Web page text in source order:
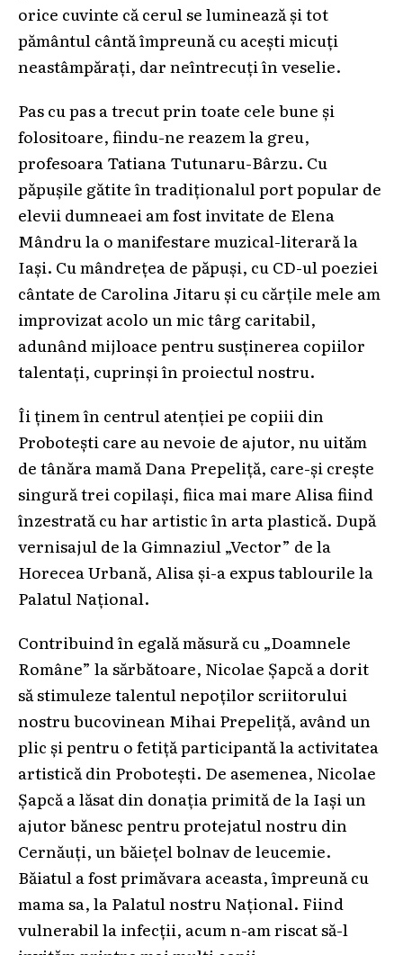
orice cuvinte că cerul se luminează și tot
pământul cântă împreună cu acești micuți
neastâmpărați, dar neîntrecuți în veselie.
Pas cu pas a trecut prin toate cele bune și
folositoare, fiindu-ne reazem la greu,
profesoara Tatiana Tutunaru-Bârzu. Cu
păpușile gătite în tradiționalul port popular de
elevii dumneaei am fost invitate de Elena
Mândru la o manifestare muzical-literară la
Iași. Cu mândrețea de păpuși, cu CD-ul poeziei
cântate de Carolina Jitaru și cu cărțile mele am
improvizat acolo un mic târg caritabil,
adunând mijloace pentru susținerea copiilor
talentați, cuprinși în proiectul nostru.
Îi ținem în centrul atenției pe copiii din
Probotești care au nevoie de ajutor, nu uităm
de tânăra mamă Dana Prepeliță, care-și crește
singură trei copilași, fiica mai mare Alisa fiind
înzestrată cu har artistic în arta plastică. După
vernisajul de la Gimnaziul „Vector” de la
Horecea Urbană, Alisa și-a expus tablourile la
Palatul Național.
Contribuind în egală măsură cu „Doamnele
Române” la sărbătoare, Nicolae Șapcă a dorit
să stimuleze talentul nepoților scriitorului
nostru bucovinean Mihai Prepeliță, având un
plic și pentru o fetiță participantă la activitatea
artistică din Probotești. De asemenea, Nicolae
Șapcă a lăsat din donația primită de la Iași un
ajutor bănesc pentru protejatul nostru din
Cernăuți, un băiețel bolnav de leucemie.
Băiatul a fost primăvara aceasta, împreună cu
mama sa, la Palatul nostru Național. Fiind
vulnerabil la infecții, acum n-am riscat să-l